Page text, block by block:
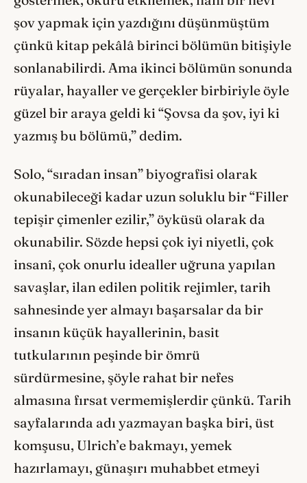
şov yapmak için yazdığını düşünmüştüm
çünkü kitap pekâlâ birinci bölümün bitişiyle
sonlanabilirdi. Ama ikinci bölümün sonunda
rüyalar, hayaller ve gerçekler birbiriyle öyle
güzel bir araya geldi ki “Şovsa da şov, iyi ki
yazmış bu bölümü,” dedim.
Solo, “sıradan insan” biyografisi olarak
okunabileceği kadar uzun soluklu bir “Filler
tepişir çimenler ezilir,” öyküsü olarak da
okunabilir. Sözde hepsi çok iyi niyetli, çok
insanî, çok onurlu idealler uğruna yapılan
savaşlar, ilan edilen politik rejimler, tarih
sahnesinde yer almayı başarsalar da bir
insanın küçük hayallerinin, basit
tutkularının peşinde bir ömrü
sürdürmesine, şöyle rahat bir nefes
almasına fırsat vermemişlerdir çünkü. Tarih
sayfalarında adı yazmayan başka biri, üst
komşusu, Ulrich’e bakmayı, yemek
hazırlamayı, günaşırı muhabbet etmeyi